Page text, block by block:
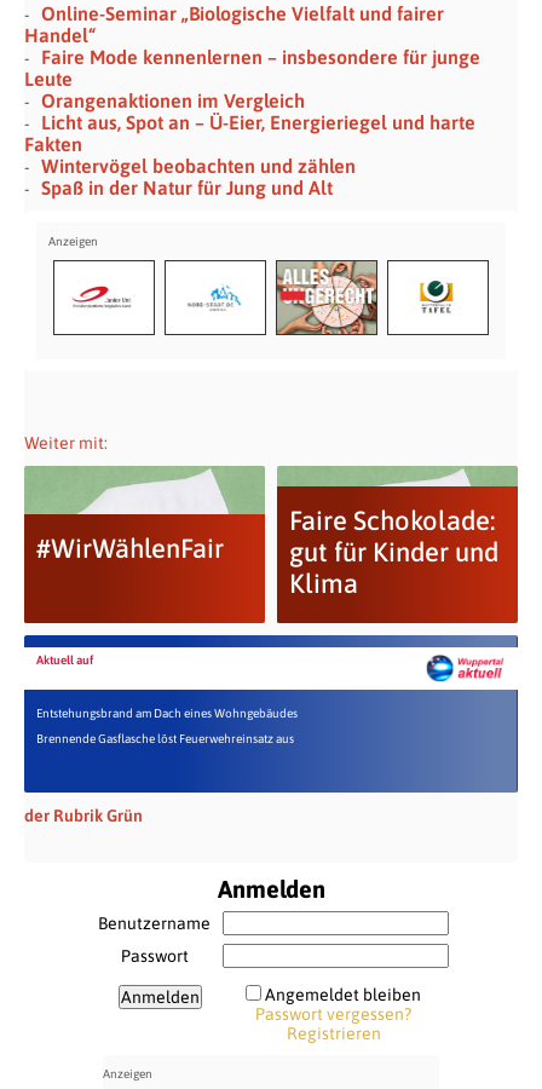
Online-Seminar „Biologische Vielfalt und fairer
Handel“
Faire Mode kennenlernen – insbesondere für junge
Leute
Orangenaktionen im Vergleich
Licht aus, Spot an – Ü-Eier, Energieriegel und harte
Fakten
Wintervögel beobachten und zählen
Spaß in der Natur für Jung und Alt
Weiter mit:
#WirWählenFair
Faire Schokolade:
gut für Kinder und
Klima
Aktuell auf
Entstehungsbrand am Dach eines Wohngebäudes
Brennende Gasflasche löst Feuerwehreinsatz aus
der Rubrik Grün
Anmelden
Benutzername
Passwort
Angemeldet bleiben
Passwort vergessen?
Registrieren